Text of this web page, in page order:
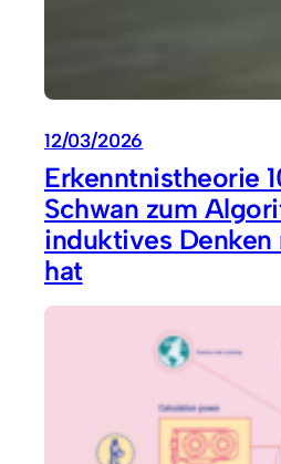
12/03/2026
Erkenntnistheorie
Schwan zum
induktives Denken
hat